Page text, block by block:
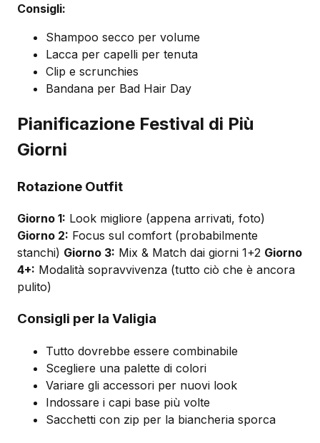
Consigli:
Shampoo secco per volume
Lacca per capelli per tenuta
Clip e scrunchies
Bandana per Bad Hair Day
Pianificazione Festival di Più
Giorni
Rotazione Outfit
Giorno 1: Look migliore (appena arrivati, foto)
Giorno 2: Focus sul comfort (probabilmente
stanchi) Giorno 3: Mix & Match dai giorni 1+2 Giorno
4+: Modalità sopravvivenza (tutto ciò che è ancora
pulito)
Consigli per la Valigia
Tutto dovrebbe essere combinabile
Scegliere una palette di colori
Variare gli accessori per nuovi look
Indossare i capi base più volte
Sacchetti con zip per la biancheria sporca